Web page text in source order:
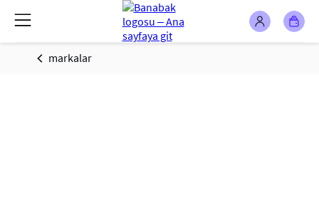
markalar